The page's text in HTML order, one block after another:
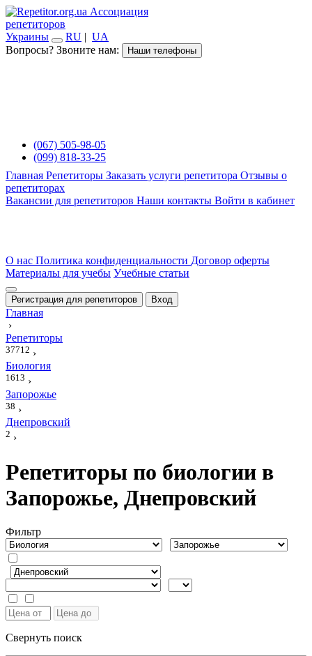
Ассоциация
репетиторов
Украины
RU | UA
Вопросы? Звоните нам:
Наши телефоны
(067) 505-98-05
(099) 818-33-25
Главная Репетиторы Заказать услуги репетитора Отзывы о
репетиторах
Вакансии для репетиторов Наши контакты Войти в кабинет
О нас Политика конфиденциальности Договор оферты
Материалы для учебы Учебные статьи
Регистрация для репетиторов Вход
Главная
›
Репетиторы
37712 ›
Биология
1613 ›
Запорожье
38 ›
Днепровский
2 ›
Репетиторы по биологии в
Запорожье, Днепровский
Фильтр
Свернуть поиск